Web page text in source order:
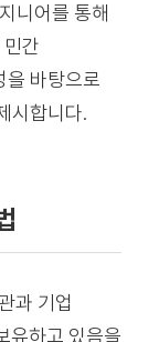
니어를 통해
간
을 바탕으로
시합니다.
과 기업
유하고 있음을